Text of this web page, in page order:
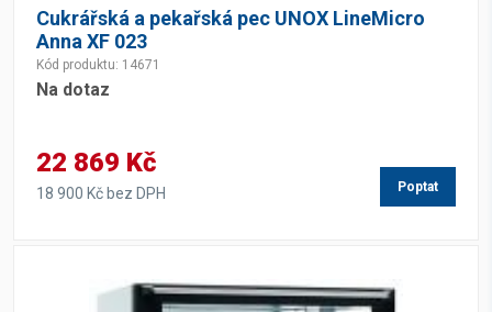
Cukrářská a pekařská pec UNOX LineMicro
Anna XF 023
Kód produktu: 14671
Na dotaz
22 869 Kč
18 900 Kč bez DPH Poptat